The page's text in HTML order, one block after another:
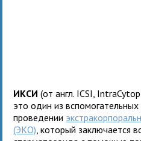
ИКСИ (от англ. ICSI,
это один из
проведении
(ЭКО) , который заключается